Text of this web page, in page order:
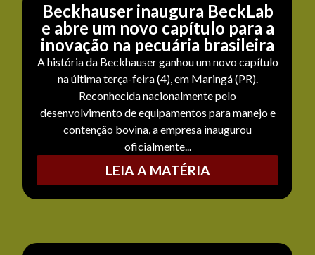
Beckhauser inaugura BeckLab
e abre um novo capítulo para a
inovação na pecuária brasileira
A história da Beckhauser ganhou um novo capítulo
na última terça-feira (4), em Maringá (PR).
Reconhecida nacionalmente pelo
desenvolvimento de equipamentos para manejo e
contenção bovina, a empresa inaugurou
oficialmente...
LEIA A MATÉRIA